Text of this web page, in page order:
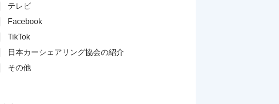
テレビ
Facebook
TikTok
日本カーシェアリング協会の紹介
その他